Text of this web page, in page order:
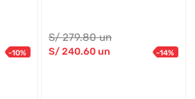
-10%
S/279.80 un
S/240.60un -14%